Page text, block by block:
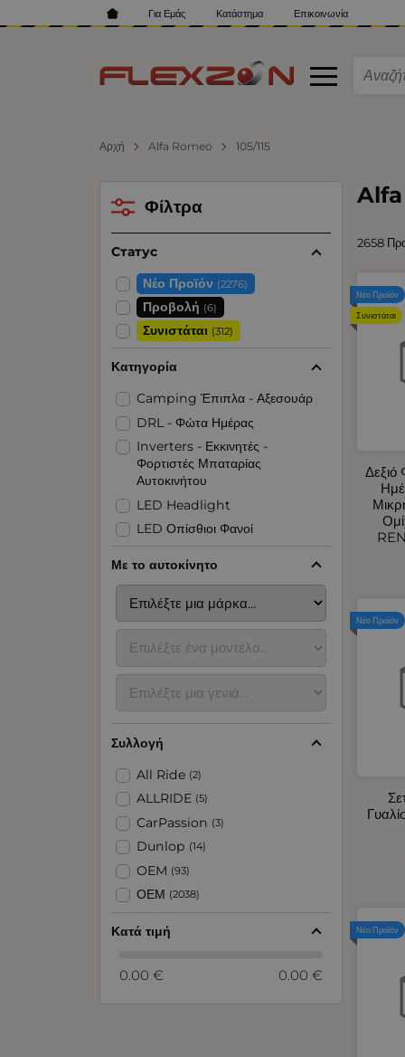
Για Εμάς Κατάστημα Επικοινωνία
Αρχή Alfa Romeo 105/115
Alfa
2658
Νέο Προϊόν
Συνιστάται
Νέο Προϊόν
Νέο Προϊόν
Φίλτρα
Статус
Νέο Προϊόν (2276)
Προβολή (6)
Συνιστάται (312)
Κατηγορία
Camping Έπιπλα - Αξεσουάρ
DRL - Φώτα Ημέρας
Inverters - Εκκινητές -
Φορτιστές Μπαταρίας
Αυτοκινήτου
LED Headlight
LED Οπίσθιοι Φανοί
Organizer για Πορτμπαγκάζ -
Πλάτης Καθίσματος
Αερόθερμα Αυτοκινήτου
Αναδιπλούμενες Ράμπες -
Ταινίες
Ανεμοθραύστες Αυτοκινήτου
Ανταλλακτικά Πόρτας
Αντλίες και Χωνιά Υγρών
Αξεσουάρ για Ζώνες Ασφαλείας -
Προσκέφαλα Καθίσματος
Αρωματικά Αυτοκινήτου
Ασφάλειες - Ασφαλειοθήκες
Βεντιλατέρ Ψυγείων Αυτοκινήτου
Διακόπτες - Πρίζες Σκάφους -
Αυτοκινήτου
Διακόπτες Αυτοκινήτου -
Με το αυτοκίνητο
Συλλογή
All Ride (2)
ALLRIDE (5)
CarPassion (3)
Dunlop (14)
OEM (93)
ΟΕΜ (2038)
Κατά τιμή
0.00 € 0.00 €